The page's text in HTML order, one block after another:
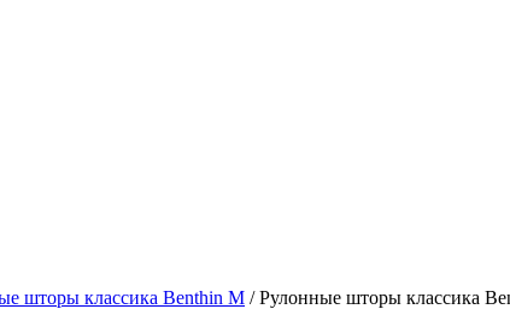
шторы классика Benthin M / Рулонные шторы классика